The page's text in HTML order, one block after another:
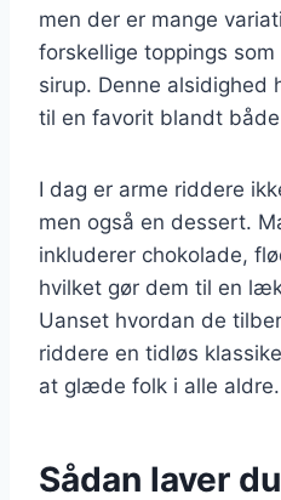
men der er mange
forskellige toppings
sirup. Denne alsidighed
til en favorit blandt
I dag er arme riddere
men også en dessert.
inkluderer chokolade,
hvilket gør dem til en
Uanset hvordan de
riddere en tidløs
at glæde folk i alle aldre.
Sådan laver